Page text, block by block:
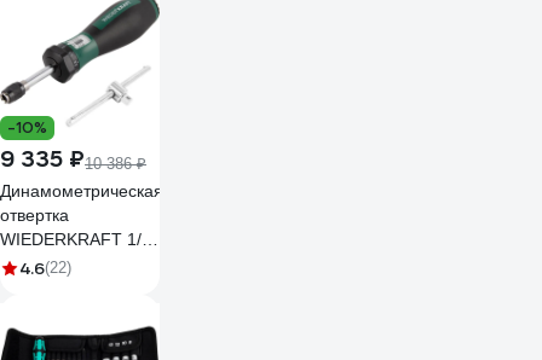
-10%
9 335 ₽10 386 ₽
Динамометрическая
отвертка
WIEDERKRAFT 1/4
до 6 Нм WDK-
4.6(22)